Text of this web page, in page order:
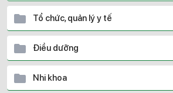
Tổ chức, quản lý y tế
Điều dưỡng
Nhi khoa